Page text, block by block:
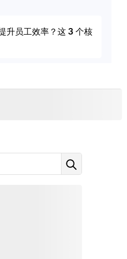
升员工效率？这 3 个核